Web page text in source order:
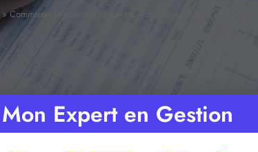
»Commissaires-priseurs judiciaires : vos nouveaux tarifs sont connus !
Mon Expert en Gestion